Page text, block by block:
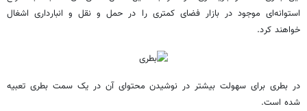
استوانه‌ای موجود در بازار فضای کمتری را در حمل و نقل و انبار‌داری اشغال
خواهند کرد.
در بطری برای سهولت بیشتر در نوشیدن محتوای آن در یک سمت بطری تعبیه
شده است.